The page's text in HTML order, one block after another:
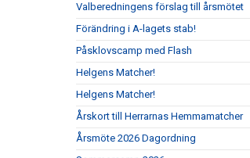
Valberedningens förslag till årsmötet
Förändring i A-lagets stab!
Påsklovscamp med Flash
Helgens Matcher!
Helgens Matcher!
Årskort till Herrarnas Hemmamatcher
Årsmöte 2026 Dagordning